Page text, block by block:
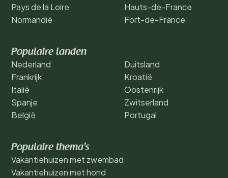
Pays de la Loire
Normandië
Hauts-de-France
Fort-de-France
Populaire landen
Nederland
Frankrijk
Italië
Spanje
België
Duitsland
Kroatië
Oostenrijk
Zwitserland
Portugal
Populaire thema's
Vakantiehuizen met zwembad
Vakantiehuizen met hond